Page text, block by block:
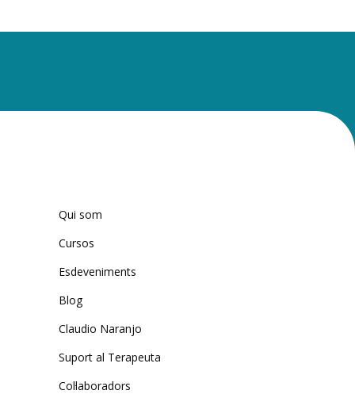
Qui som
Cursos
Esdeveniments
Blog
Claudio Naranjo
Suport al Terapeuta
Col·laboradors